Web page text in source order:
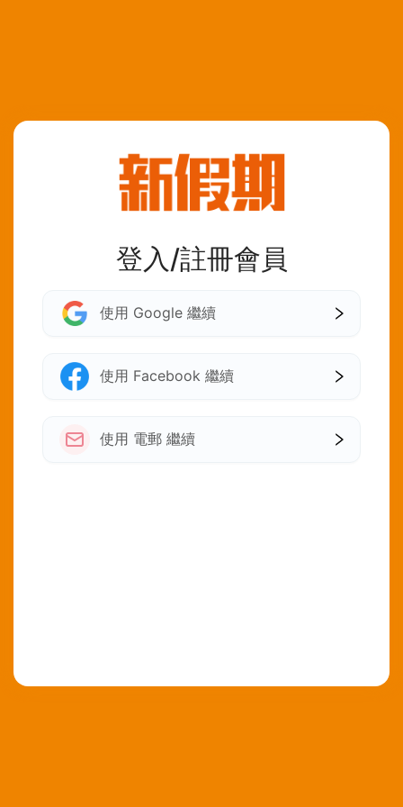
登入/註冊會員
使用 Google 繼續
使用 Facebook 繼續
使用 電郵 繼續